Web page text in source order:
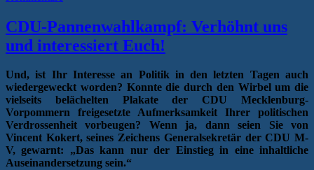
CDU-Pannenwahlkampf: Verhöhnt uns
und interessiert Euch!
Und, ist Ihr Interesse an Politik in den letzten Tagen auch
wiedergeweckt worden? Konnte die durch den Wirbel um die
vielseits belächelten Plakate der CDU Mecklenburg-
Vorpommern freigesetzte Aufmerksamkeit Ihrer politischen
Verdrossenheit vorbeugen? Wenn ja, dann seien Sie von
Vincent Kokert, seines Zeichens Generalsekretär der CDU M-
V, gewarnt: „Das kann nur der Einstieg in eine inhaltliche
Auseinandersetzung sein.“